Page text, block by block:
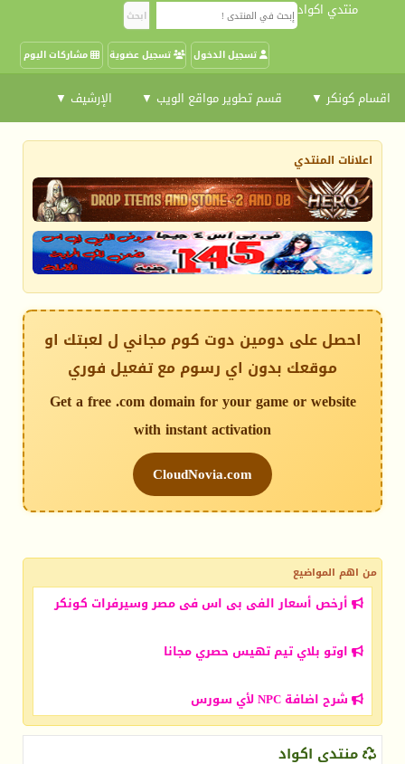
منتدي اكواد
مشاركات اليوم تسجيل عضوية تسجيل الدخول
اقسام كونكر ▼ قسم تطوير مواقع الويب ▼ الإرشيف ▼
اعلانات المنتدي
احصل على دومين دوت كوم مجاني ل لعبتك او
موقعك بدون اي رسوم مع تفعيل فوري
Get a free .com domain for your game or website
with instant activation
CloudNovia.com
من اهم المواضيع
أرخص أسعار الفى بى اس فى مصر وسيرفرات كونكر
اوتو بلاي تيم تهيس حصري مجانا
شرح اضافة NPC لأي سورس
منتدي اكواد